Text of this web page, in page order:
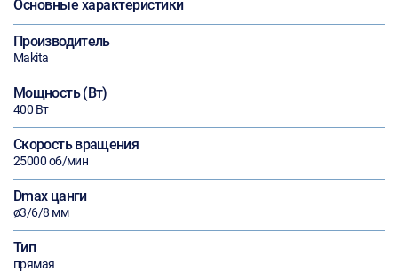
Основные характеристики
Производитель
Makita
Мощность (Вт)
400 Вт
Скорость вращения
25000 об/мин
Dmax цанги
ø3/6/8 мм
Тип
прямая